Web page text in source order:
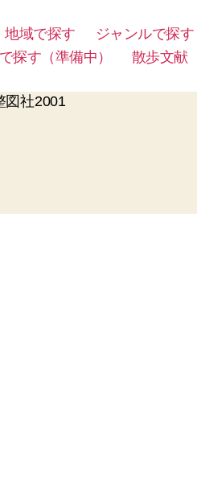
地域で探す
ジャンルで探す
探す（準備中）
散歩文献
図社2001